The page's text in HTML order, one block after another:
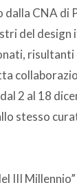
dalla CNA
del
risultanti
2 al 18
stesso
III